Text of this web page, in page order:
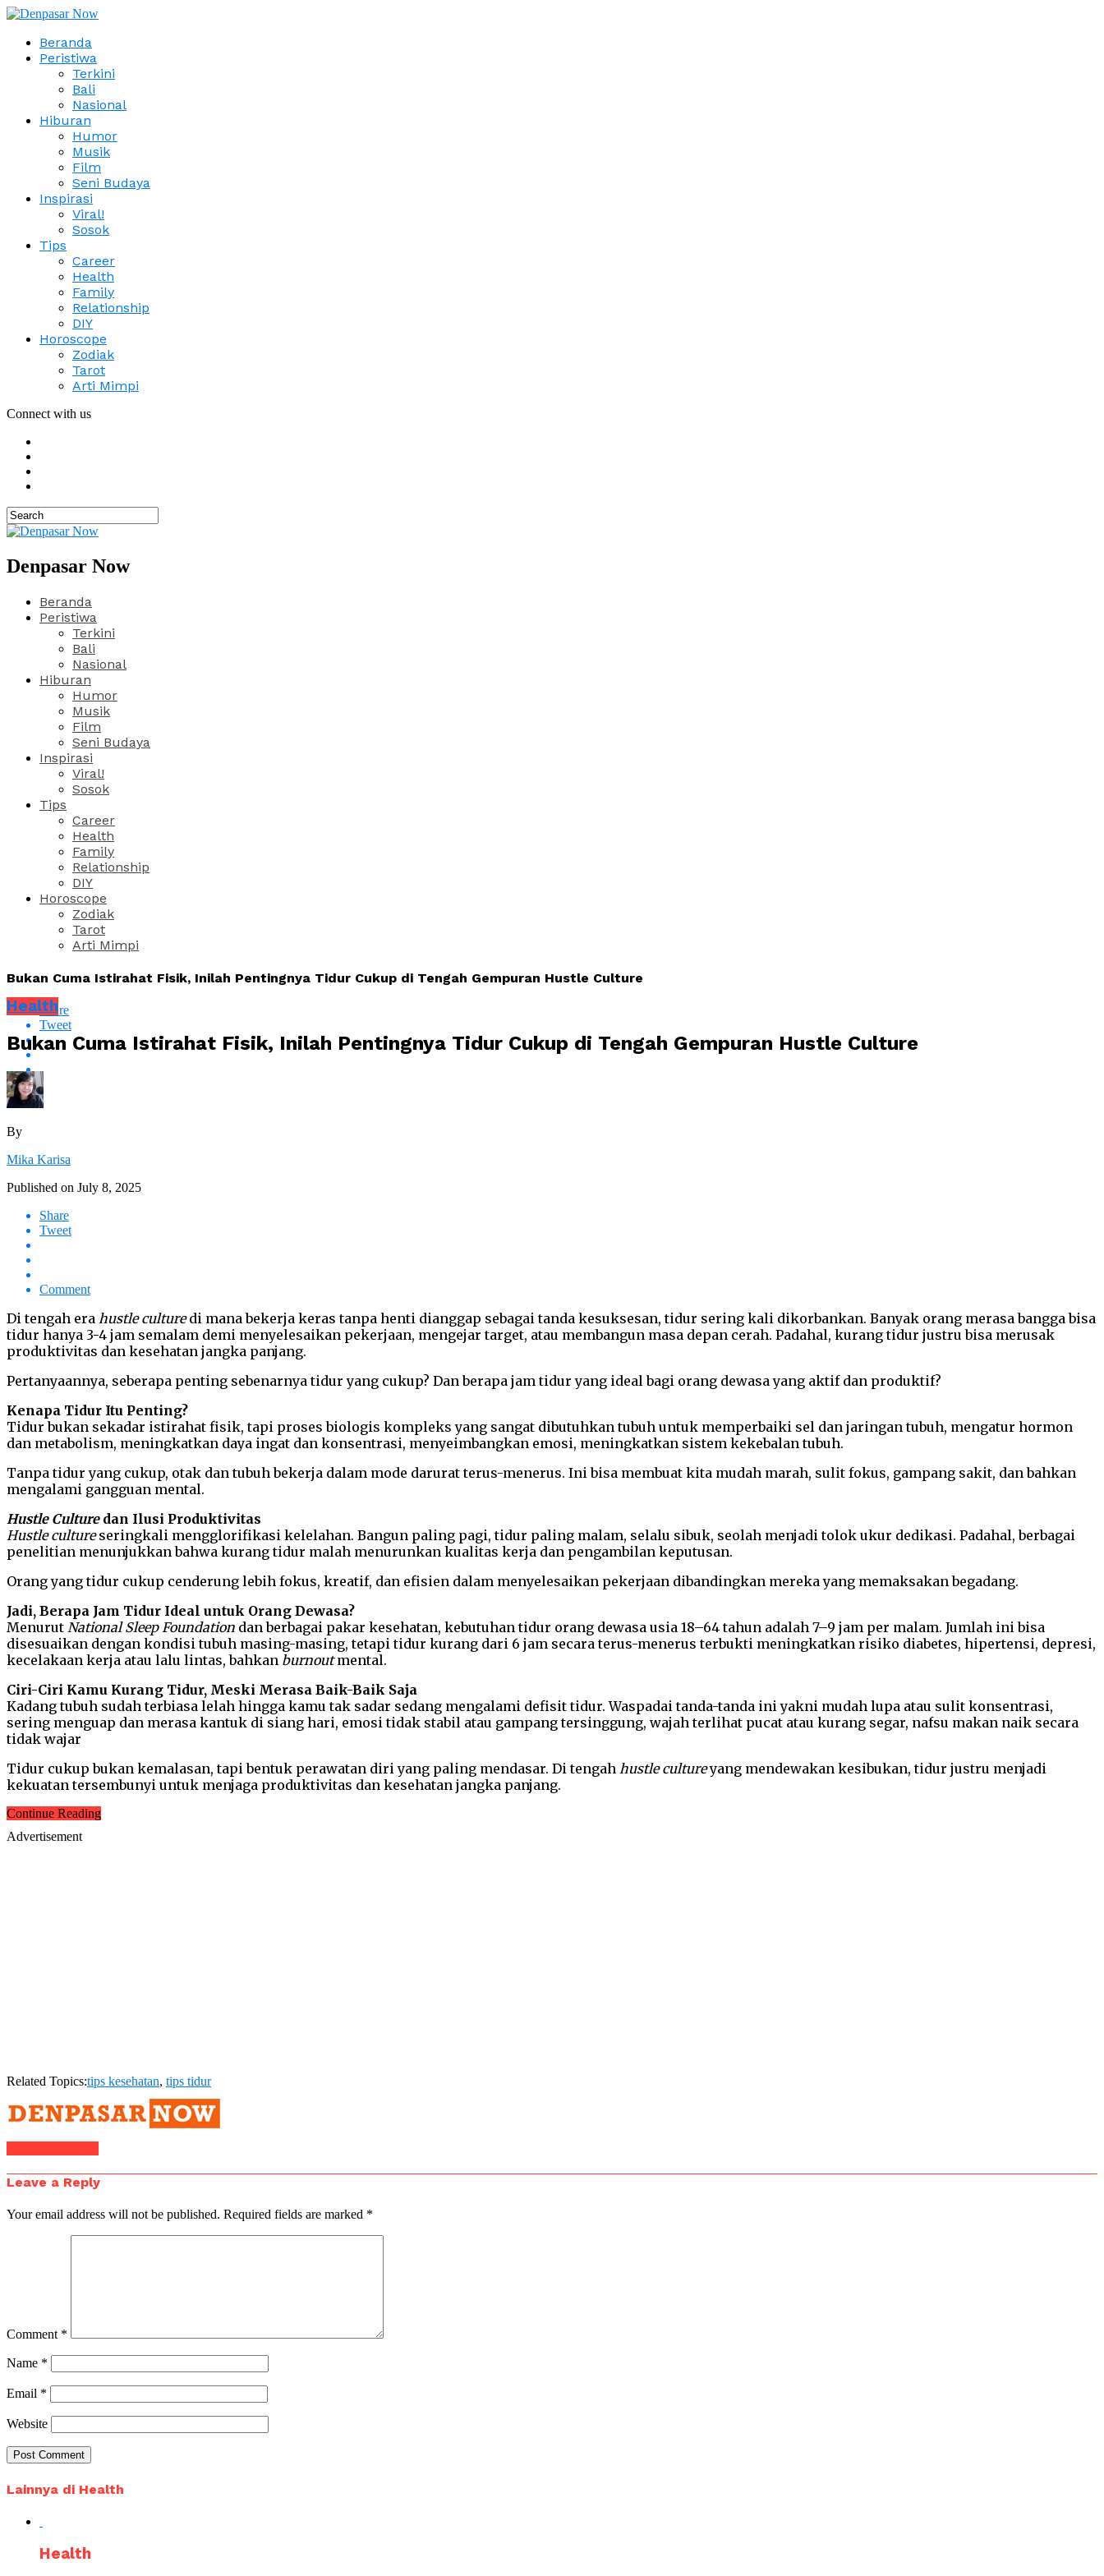
Beranda
Peristiwa
Terkini
Bali
Nasional
Hiburan
Humor
Musik
Film
Seni Budaya
Inspirasi
Viral!
Sosok
Tips
Career
Health
Family
Relationship
DIY
Horoscope
Zodiak
Tarot
Arti Mimpi
Connect with us
Denpasar Now
Beranda
Peristiwa
Terkini
Bali
Nasional
Hiburan
Humor
Musik
Film
Seni Budaya
Inspirasi
Viral!
Sosok
Tips
Career
Health
Family
Relationship
DIY
Horoscope
Zodiak
Tarot
Arti Mimpi
Bukan Cuma Istirahat Fisik, Inilah Pentingnya Tidur Cukup di Tengah Gempuran Hustle Culture
Share
Tweet
Health
Bukan Cuma Istirahat Fisik, Inilah Pentingnya Tidur Cukup di Tengah Gempuran Hustle Culture
By
Mika Karisa
Published on July 8, 2025
Share
Tweet
Comment
Di tengah era hustle culturedi mana bekerja keras tanpa henti dianggap sebagai tanda kesuksesan, tidur sering kali dikorbankan. Banyak orang merasa bangga bisa
tidur hanya 3-4 jam semalam demi menyelesaikan pekerjaan, mengejar target, atau membangun masa depan cerah. Padahal, kurang tidur justru bisa merusak
produktivitas dan kesehatan jangka panjang.
Pertanyaannya, seberapa penting sebenarnya tidur yang cukup? Dan berapa jam tidur yang ideal bagi orang dewasa yang aktif dan produktif?
Kenapa Tidur Itu Penting?
Tidur bukan sekadar istirahat fisik, tapi proses biologis kompleks yang sangat dibutuhkan tubuh untuk memperbaiki sel dan jaringan tubuh, mengatur hormon
dan metabolism, meningkatkan daya ingat dan konsentrasi, menyeimbangkan emosi, meningkatkan sistem kekebalan tubuh.
Tanpa tidur yang cukup, otak dan tubuh bekerja dalam mode darurat terus-menerus. Ini bisa membuat kita mudah marah, sulit fokus, gampang sakit, dan bahkan
mengalami gangguan mental.
Hustle Culturedan Ilusi Produktivitas
Hustle cultureseringkali mengglorifikasi kelelahan. Bangun paling pagi, tidur paling malam, selalu sibuk, seolah menjadi tolok ukur dedikasi. Padahal, berbagai
penelitian menunjukkan bahwa kurang tidur malah menurunkan kualitas kerja dan pengambilan keputusan.
Orang yang tidur cukup cenderung lebih fokus, kreatif, dan efisien dalam menyelesaikan pekerjaan dibandingkan mereka yang memaksakan begadang.
Jadi, Berapa Jam Tidur Ideal untuk Orang Dewasa?
Menurut National Sleep Foundation dan berbagai pakar kesehatan, kebutuhan tidur orang dewasa usia 18–64 tahun adalah 7–9 jam per malam. Jumlah ini bisa
disesuaikan dengan kondisi tubuh masing-masing, tetapi tidur kurang dari 6 jam secara terus-menerus terbukti meningkatkan risiko diabetes, hipertensi, depresi,
kecelakaan kerja atau lalu lintas, bahkan burnoutmental.
Ciri-Ciri Kamu Kurang Tidur, Meski Merasa Baik-Baik Saja
Kadang tubuh sudah terbiasa lelah hingga kamu tak sadar sedang mengalami defisit tidur. Waspadai tanda-tanda ini yakni mudah lupa atau sulit konsentrasi,
sering menguap dan merasa kantuk di siang hari, emosi tidak stabil atau gampang tersinggung, wajah terlihat pucat atau kurang segar, nafsu makan naik secara
tidak wajar
Tidur cukup bukan kemalasan, tapi bentuk perawatan diri yang paling mendasar. Di tengah hustle cultureyang mendewakan kesibukan, tidur justru menjadi
kekuatan tersembunyi untuk menjaga produktivitas dan kesehatan jangka panjang.
Continue Reading
Advertisement
Related Topics:tips kesehatan, tips tidur
Leave a Reply
Your email address will not be published. Required fields are marked *
Comment *
Name *
Email *
Website
Lainnya di Health
Health